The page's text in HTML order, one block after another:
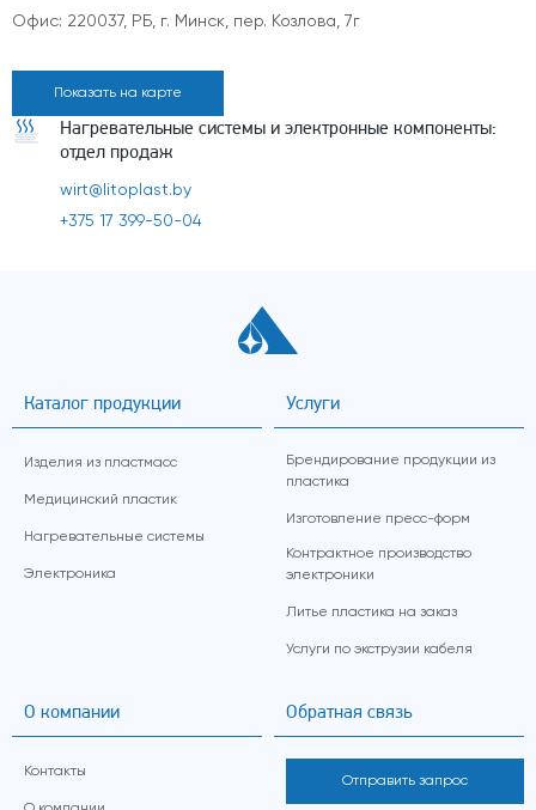
Офис: 220037, РБ, г. Минск, пер. Козлова, 7г
Показать на карте
Нагревательные системы и электронные компоненты:
отдел продаж
wirt@litoplast.by
+375 17 399-50-04
Каталог продукции
Изделия из пластмасс
Медицинский пластик
Нагревательные системы
Электроника
Услуги
Брендирование продукции из
пластика
Изготовление пресс-форм
Контрактное производство
электроники
Литье пластика на заказ
Услуги по экструзии кабеля
О компании
Контакты
Обратная связь
Отправить запрос